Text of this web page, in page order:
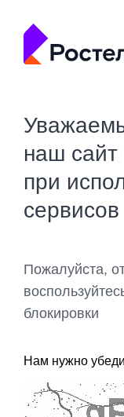
наш сайт
при
сервисов
Пожалуйста,
блокировки
Нам нужно